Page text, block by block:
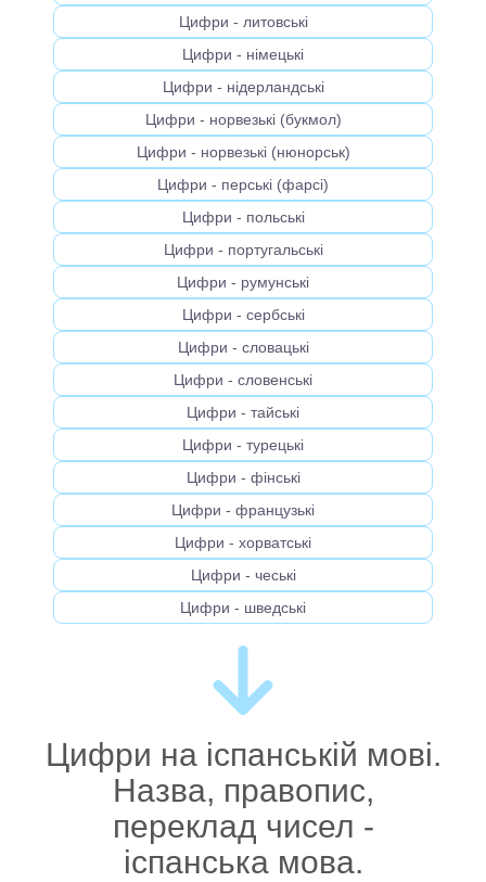
Цифри - литовськi
Цифри - німецькi
Цифри - нідерландськi
Цифри - норвезькi (букмол)
Цифри - норвезькi (нюнорськ)
Цифри - перськi (фарсі)
Цифри - польськi
Цифри - португальськi
Цифри - румунськi
Цифри - сербськi
Цифри - словацькi
Цифри - словенськi
Цифри - тайськi
Цифри - турецькi
Цифри - фінськi
Цифри - французькi
Цифри - хорватськi
Цифри - чеськi
Цифри - шведськi
Цифри на іспанській мові.
Назва, правопис,
переклад чисел -
іспанська мова.